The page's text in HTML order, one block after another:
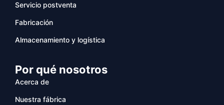
Servicio postventa
Fabricación
Almacenamiento y logística
Por qué nosotros
Acerca de
Nuestra fábrica